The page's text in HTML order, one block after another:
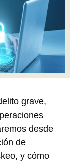
grave,
desde
de
y cómo